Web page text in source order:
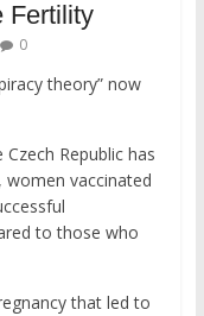
Fertility
0
theory” now
Republic has
women vaccinated
to those who
that led to